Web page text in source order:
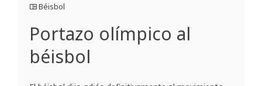
Béisbol
Portazo olímpico al
béisbol